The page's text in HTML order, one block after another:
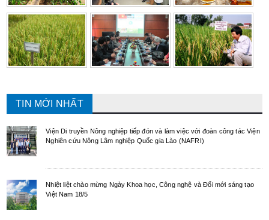
TIN MỚI NHẤT
Viện Di truyền Nông nghiệp tiếp đón và làm việc với đoàn công tác Viện
Nghiên cứu Nông Lâm nghiệp Quốc gia Lào (NAFRI)
Nhiệt liệt chào mừng Ngày Khoa học, Công nghệ và Đổi mới sáng tạo
Việt Nam 18/5